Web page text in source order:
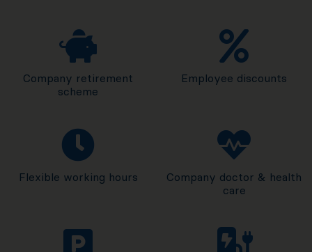
Company retirement
scheme
Employee discounts
Flexible working hours
Company doctor & health
care